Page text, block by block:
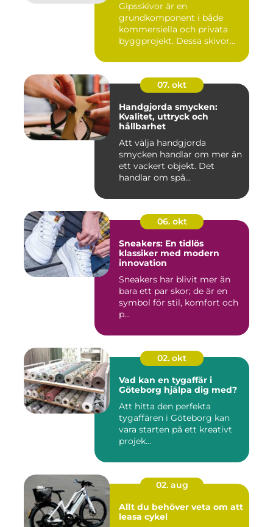
Gipsskivor är en
grundkomponent i både
kommersiella och privata
byggprojekt. Dessa skivor...
07. okt
Handgjorda smycken:
Kvalitet, uttryck och
hållbarhet
Att välja handgjorda
smycken handlar om mer än
ett vackert objekt. Det
handlar om spå...
06. okt
Sneakers: En tidlös
klassiker med modern
innovation
Sneakers har blivit mer än
bara ett par skor; de är en
symbol för stil, komfort och
p...
02. okt
Vad kan en tygaffär i
Göteborg hjälpa dig med?
Att hitta den perfekta
tygaffären i Göteborg kan
vara starten på ett kreativt
projek...
02. aug
Allt du behöver veta om att
leasa cykel